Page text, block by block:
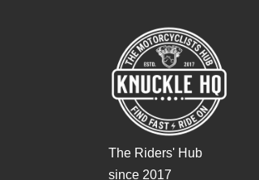
The Riders' Hub
since 2017